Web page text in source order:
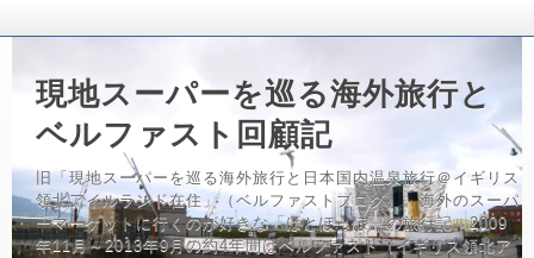
現地スーパーを巡る海外旅行と
ベルファスト回顧記
旧「現地スーパーを巡る海外旅行と日本国内温泉旅行＠イギリス
領北アイルランド在住」（ベルファストブログ）。海外のスーパ
ーマーケットに行くのが好きな「はとぽっぽ」の旅行記。2009
年11月～2013年9月の約4年間はベルファスト（イギリス領北ア